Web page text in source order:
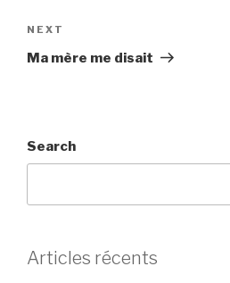
Next
Post
NEXT
Ma mère me disait
Search
Articles récents